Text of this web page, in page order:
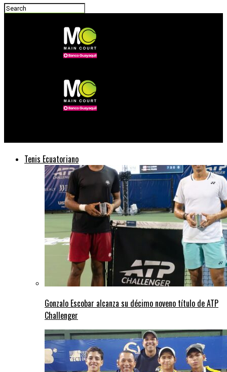
Tenis Ecuatoriano
Gonzalo Escobar alcanza su décimo noveno título de ATP
Challenger